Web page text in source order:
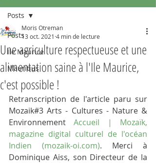
Posts
Ile Maurice
Mauritius
Posts
Une agriculture respectueuse et une
alimentation saine à l'Ile Maurice,
c'est possible !
Moris Otreman
13 oct. 2021 4 min de lecture
Retranscription de l'article paru sur
Mozaik#3 Arts - Cultures - Nature &
Environnement Accueil | Mozaïk,
magazine digital culturel de l'océan
Indien (mozaik-oi.com). Merci à
Dominique Aiss, son Directeur de la